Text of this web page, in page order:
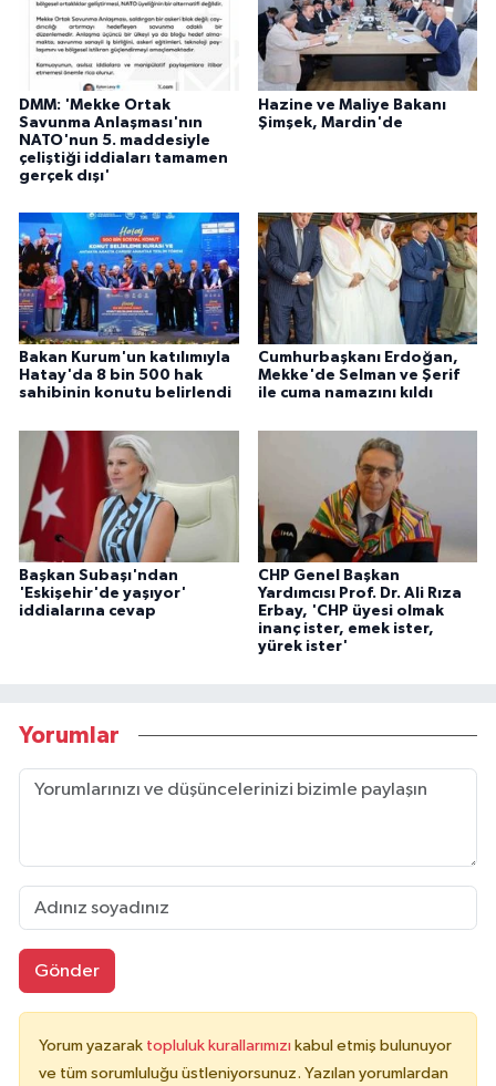
DMM: 'Mekke Ortak
Savunma Anlaşması'nın
NATO'nun 5. maddesiyle
çeliştiği iddiaları tamamen
gerçek dışı'
Hazine ve Maliye Bakanı
Şimşek, Mardin'de
Bakan Kurum'un katılımıyla
Hatay'da 8 bin 500 hak
sahibinin konutu belirlendi
Cumhurbaşkanı Erdoğan,
Mekke'de Selman ve Şerif
ile cuma namazını kıldı
Başkan Subaşı'ndan
'Eskişehir'de yaşıyor'
iddialarına cevap
CHP Genel Başkan
Yardımcısı Prof. Dr. Ali Rıza
Erbay, 'CHP üyesi olmak
inanç ister, emek ister,
yürek ister'
Yorumlar
Gönder
Yorum yazarak topluluk kurallarımızı kabul etmiş bulunuyor
ve tüm sorumluluğu üstleniyorsunuz. Yazılan yorumlardan